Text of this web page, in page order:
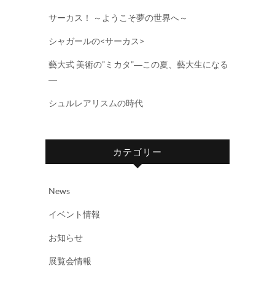
サーカス！ ～ようこそ夢の世界へ～
シャガールの<サーカス>
藝大式 美術の”ミカタ”―この夏、藝大生になる
―
シュルレアリスムの時代
カテゴリー
News
イベント情報
お知らせ
展覧会情報